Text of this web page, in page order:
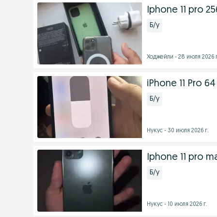
Iphone 11 pro
Б/у
Ходжейли - 28 июля 2026
iPhone 11 Pro
Б/у
Нукус - 30 июля 2026 г.
Iphone 11 pro
Б/у
Нукус - 10 июля 2026 г.